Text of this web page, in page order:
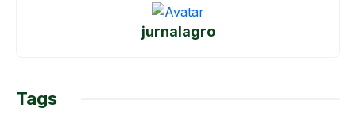
o
k
e
jurnalagro
Tags